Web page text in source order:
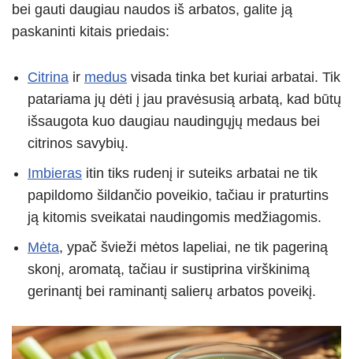
bei gauti daugiau naudos iš arbatos, galite ją
paskaninti kitais priedais:
Citrina ir medus visada tinka bet kuriai arbatai. Tik
patariama jų dėti į jau pravėsusią arbatą, kad būtų
išsaugota kuo daugiau naudingųjų medaus bei
citrinos savybių.
Imbieras itin tiks rudenį ir suteiks arbatai ne tik
papildomo šildančio poveikio, tačiau ir praturtins
ją kitomis sveikatai naudingomis medžiagomis.
Mėta, ypač švieži mėtos lapeliai, ne tik pageriną
skonį, aromatą, tačiau ir sustiprina virškinimą
gerinantį bei raminantį salierų arbatos poveikį.